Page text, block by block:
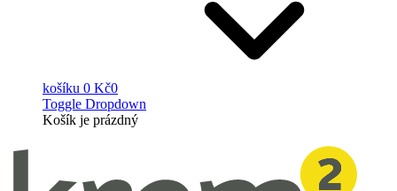
košíku 0 Kč0
Toggle Dropdown
Košík je prázdný